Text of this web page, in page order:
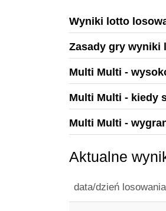
Wyniki lotto
Zasady gry wyniki
Multi Multi -
Multi Multi - kiedy
Multi Multi -
Aktualne
data/dzień losowania